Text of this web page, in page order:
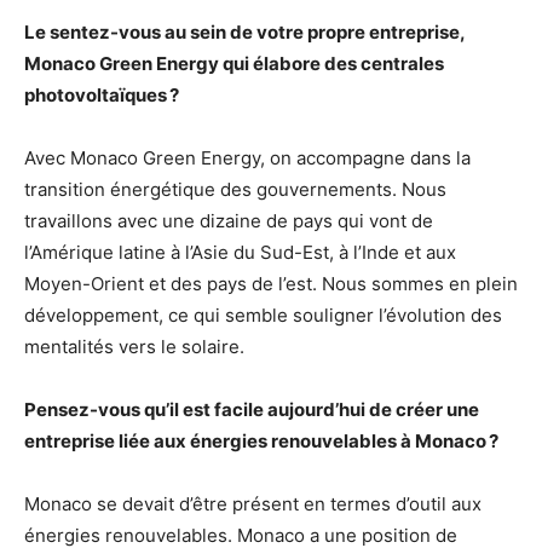
Le sentez-vous au sein de votre propre entreprise,
Monaco Green Energy qui élabore des centrales
photovoltaïques ?
Avec Monaco Green Energy, on accompagne dans la
transition énergétique des gouvernements. Nous
travaillons avec une dizaine de pays qui vont de
l’Amérique latine à l’Asie du Sud-Est, à l’Inde et aux
Moyen-Orient et des pays de l’est. Nous sommes en plein
développement, ce qui semble souligner l’évolution des
mentalités vers le solaire.
Pensez-vous qu’il est facile aujourd’hui de créer une
entreprise liée aux énergies renouvelables à Monaco ?
Monaco se devait d’être présent en termes d’outil aux
énergies renouvelables. Monaco a une position de